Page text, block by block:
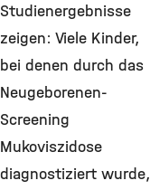
Studienergebnisse
zeigen: Viele Kinder,
bei denen durch das
Neugeborenen-
Screening
Mukoviszidose
diagnostiziert wurde,